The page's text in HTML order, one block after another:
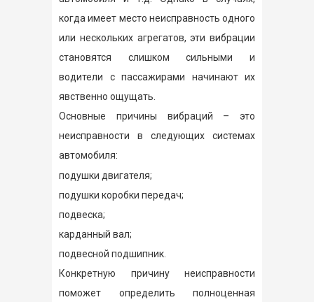
когда имеет место неисправность одного
или нескольких агрегатов, эти вибрации
становятся слишком сильными и
водители с пассажирами начинают их
явственно ощущать.
Основные причины вибраций – это
неисправности в следующих системах
автомобиля:
подушки двигателя;
подушки коробки передач;
подвеска;
карданный вал;
подвесной подшипник.
Конкретную причину неисправности
поможет определить полноценная